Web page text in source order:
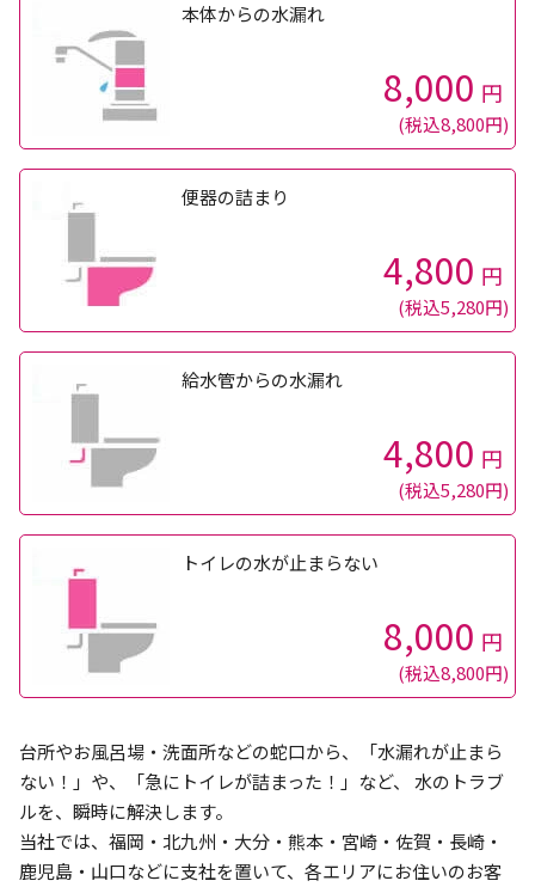
本体からの水漏れ
8,000 円
(税込8,800円)
便器の詰まり
4,800 円
(税込5,280円)
給水管からの水漏れ
4,800 円
(税込5,280円)
トイレの水が止まらない
8,000 円
(税込8,800円)
台所やお風呂場・洗面所などの蛇口から、「水漏れが止まら
ない！」や、「急にトイレが詰まった！」など、 水のトラブ
ルを、瞬時に解決します。
当社では、福岡・北九州・大分・熊本・宮崎・佐賀・長崎・
鹿児島・山口などに支社を置いて、各エリアにお住いのお客